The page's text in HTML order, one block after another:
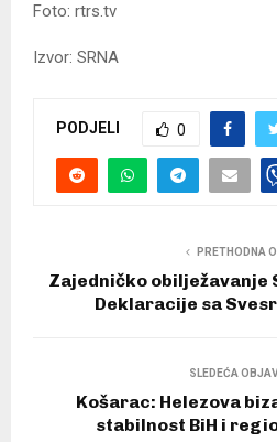
Foto: rtrs.tv
Izvor: SRNA
PODJELI 0
PRETHODNA
Zajedničko obilježavanje
Deklaracije sa
SLEDEĆA
Košarac: Helezova
stabilnost BiH i